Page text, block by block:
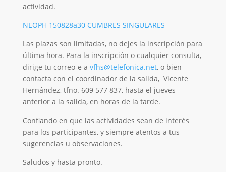
actividad.
NEOPH 150828a30 CUMBRES SINGULARES
Las plazas son limitadas, no dejes la inscripción para
última hora. Para la inscripción o cualquier consulta,
dirige tu correo-e a vfhs@telefonica.net, o bien
contacta con el coordinador de la salida, Vicente
Hernández, tfno. 609 577 837, hasta el jueves
anterior a la salida, en horas de la tarde.
Confiando en que las actividades sean de interés
para los participantes, y siempre atentos a tus
sugerencias u observaciones.
Saludos y hasta pronto.